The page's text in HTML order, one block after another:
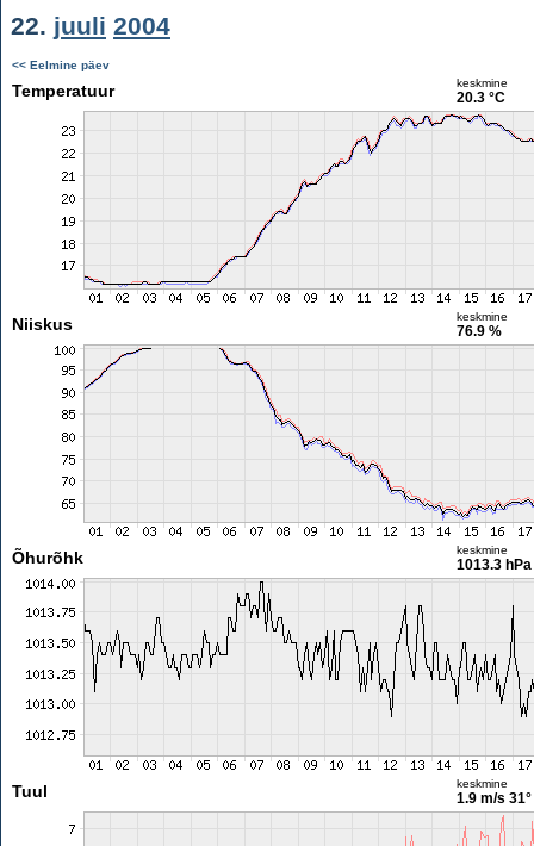
22. juuli 2004
<< Eelmine päev
Temperatuur keskmine
20.3 °C
Niiskus keskmine
76.9 %
Õhurõhk keskmine
1013.3 hPa
Tuul keskmine
1.9 m/s 31°